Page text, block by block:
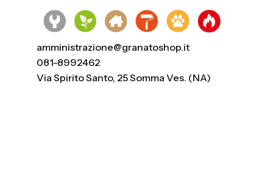
amministrazione@granatoshop.it
081-8992462
Via Spirito Santo, 25 Somma Ves. (NA)